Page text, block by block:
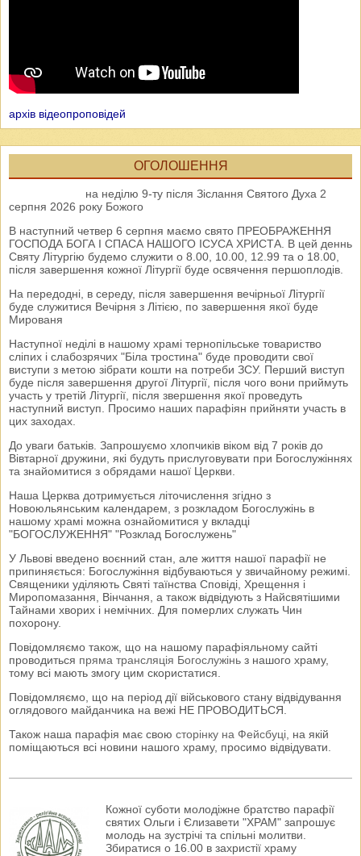
архів відеопроповідей
ОГОЛОШЕННЯ
на неділю 9-ту після Зіслання Святого Духа 2
серпня 2026 року Божого
В наступний четвер 6 серпня маємо свято ПРЕОБРАЖЕННЯ
ГОСПОДА БОГА І СПАСА НАШОГО ІСУСА ХРИСТА. В цей деннь
Святу Літургію будемо служити о 8.00, 10.00, 12.99 та о 18.00,
після завершення кожної Літургії буде освячення першоплодів.
На передодні, в середу, після завершення вечірньої Літургії
буде служитися Вечірня з Літією, по завершення якої буде
Мированя
Наступної неділі в нашому храмі тернопільське товариство
сліпих і слабозрячих "Біла тростина" буде проводити свої
виступи з метою зібрати кошти на потреби ЗСУ. Перший виступ
буде після завершення другої Літургії, після чого вони приймуть
участь у третій Літургії, після звершення якої проведуть
наступний виступ. Просимо наших парафіян прийняти участь в
цих заходах.
До уваги батьків. Запрошуємо хлопчиків віком від 7 років до
Вівтарної дружини, які будуть прислуговувати при Богослужіннях
та знайомитися з обрядами нашої Церкви.
Наша Церква дотримується літочислення згідно з
Новоюльянським календарем, з розкладом Богослужінь в
нашому храмі можна ознайомитися у вкладці
"БОГОСЛУЖЕННЯ" "Розклад Богослужень"
У Львові введено воєнний стан, але життя нашої парафії не
припиняється: Богослужіння відбуваються у звичайному режимі.
Священики уділяють Святі таїнства Сповіді, Хрещення і
Миропомазання, Вінчання, а також відвідують з Найсвятішими
Тайнами хворих і немічних. Для померлих служать Чин
похорону.
Повідомляємо також, що на нашому парафіяльному сайті
проводиться пряма трансляція Богослужінь з нашого храму,
тому всі мають змогу цим скористатися.
Повідомляємо, що на період дії військового стану відвідування
оглядового майданчика на вежі НЕ ПРОВОДИТЬСЯ.
Також наша парафія має свою сторінку на Фейсбуці, на якій
поміщаються всі новини нашого храму, просимо відвідувати.
Кожної суботи молодіжне братство парафії
святих Ольги і Єлизавети "ХРАМ" запрошує
молодь на зустрічі та спільні молитви.
Збиратися о 16.00 в захристії храму